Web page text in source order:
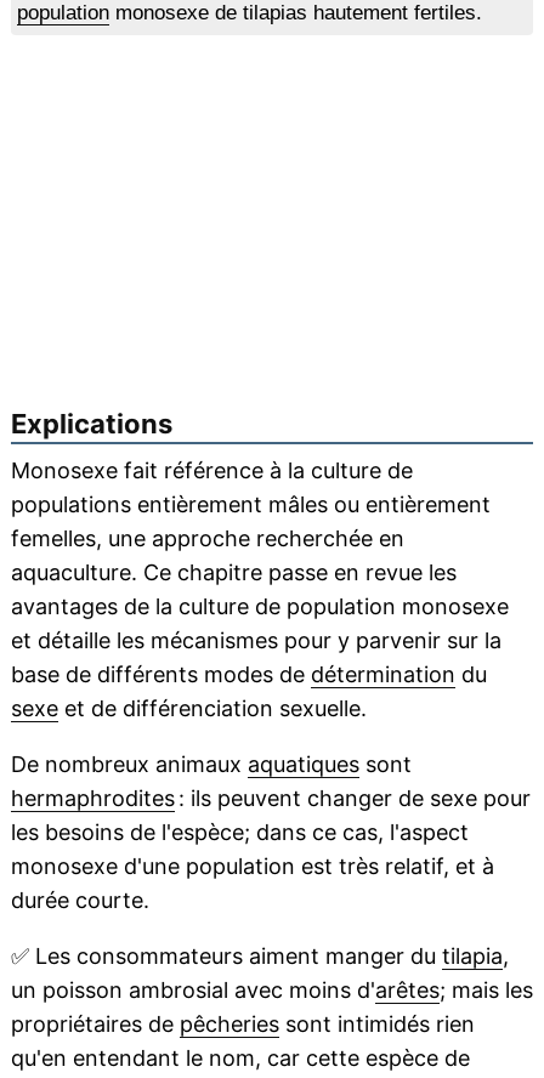
populationmonosexe de tilapias hautement fertiles.
Explications
Monosexe fait référence à la culture de
populations entièrement mâles ou entièrement
femelles, une approche recherchée en
aquaculture. Ce chapitre passe en revue les
avantages de la culture de population monosexe
et détaille les mécanismes pour y parvenir sur la
base de différents modes de détermination du
sexeet de différenciation sexuelle.
De nombreux animaux aquatiquessont
hermaphrodites: ils peuvent changer de sexe pour
les besoins de l'espèce; dans ce cas, l'aspect
monosexe d'une population est très relatif, et à
durée courte.
✅Les consommateurs aiment manger du tilapia,
un poisson ambrosial avec moins d'arêtes; mais les
propriétaires de pêcheriessont intimidés rien
qu'en entendant le nom, car cette espèce de